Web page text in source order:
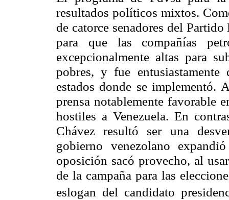
resultados políticos mixtos.
de catorce senadores del
para que las compañías
excepcionalmente altas para
pobres, y fue
estados donde se implementó.
prensa notablemente favorable
hostiles a Venezuela. En
Chávez resultó ser una
gobierno venezolano
oposición sacó provecho, al
de la campaña para las
eslogan del candidato